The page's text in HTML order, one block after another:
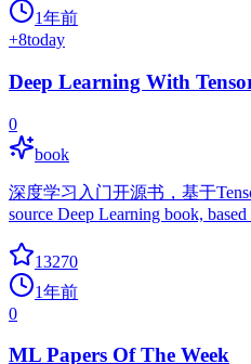
1年前
+8today
Deep Learning With
0
book
深度学习入门开源书，基于
source Deep Learning book,
13270
1年前
0
ML Papers Of The Week